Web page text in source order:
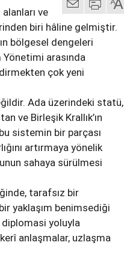
ve
biri hâline gelmiştir.
bölgesel dengeleri
Yönetimi arasında
çok yeni
Ada üzerindeki statü,
ve Birleşik Krallık’ın
sistemin bir parçası
artırmaya yönelik
sahaya sürülmesi
tarafsız bir
yaklaşım benimsediği
yoluyla
anlaşmalar, uzlaşma